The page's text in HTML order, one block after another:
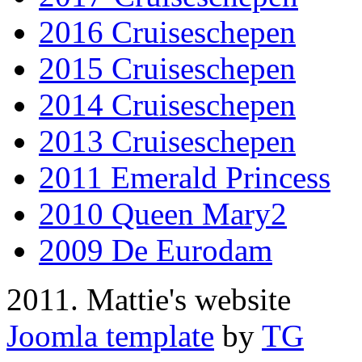
2016 Cruiseschepen
2015 Cruiseschepen
2014 Cruiseschepen
2013 Cruiseschepen
2011 Emerald Princess
2010 Queen Mary2
2009 De Eurodam
2011. Mattie's website
Joomla template by TG